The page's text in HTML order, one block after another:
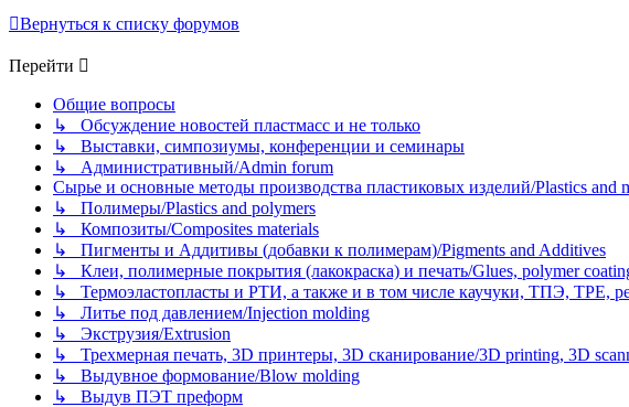
Вернуться к списку форумов
Перейти
Общие вопросы
↳ Обсуждение новостей пластмасс и не только
↳ Выставки, симпозиумы, конференции и семинары
↳ Административный/Admin forum
Сырье и основные методы производства пластиковых изделий/Plastics and
↳ Полимеры/Plastics and polymers
↳ Композиты/Сomposites materials
↳ Пигменты и Аддитивы (добавки к полимерам)/Pigments and Additives
↳ Клеи, полимерные покрытия (лакокраска) и печать/Glues, polymer
↳ Термоэластопласты и РТИ, а также и в том числе каучуки, ТПЭ, TPE,
↳ Литье под давлением/Injection molding
↳ Экструзия/Extrusion
↳ Трехмерная печать, 3D принтеры, 3D сканирование/3D printing, 3D
↳ Выдувное формование/Blow molding
↳ Выдув ПЭТ преформ